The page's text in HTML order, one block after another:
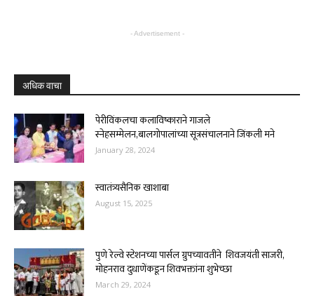
- Advertisement -
अधिक वाचा
पेरीविंकलचा कलाविष्काराने गाजले
स्नेहसम्मेलन,बालगोपालांच्या सूत्रसंचालनाने जिंकली मने
January 28, 2024
स्वातंत्र्यसैनिक खाशाबा
August 15, 2025
पुणे रेल्वे स्टेशनच्या पार्सल ग्रुपच्यावतीने शिवजयंती साजरी,
मोहनराव दुधाणेंकडून शिवभक्तांना शुभेच्छा
March 29, 2024